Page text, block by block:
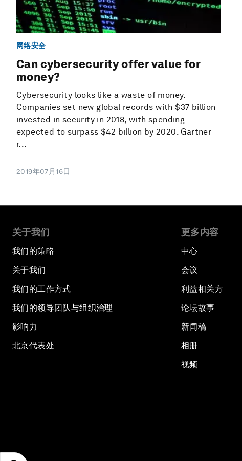
网络安全
Can cybersecurity offer value for
money?
Cybersecurity looks like a waste of money.
Companies set new global records with $37 billion
invested in security in 2018, with spending
expected to surpass $42 billion by 2020. Gartner
r...
2019年07月16日
关于我们
我们的策略
关于我们
我们的工作方式
我们的领导团队与组织治理
影响力
北京代表处
更多内容
中心
会议
利益相关方
论坛故事
新闻稿
相册
视频